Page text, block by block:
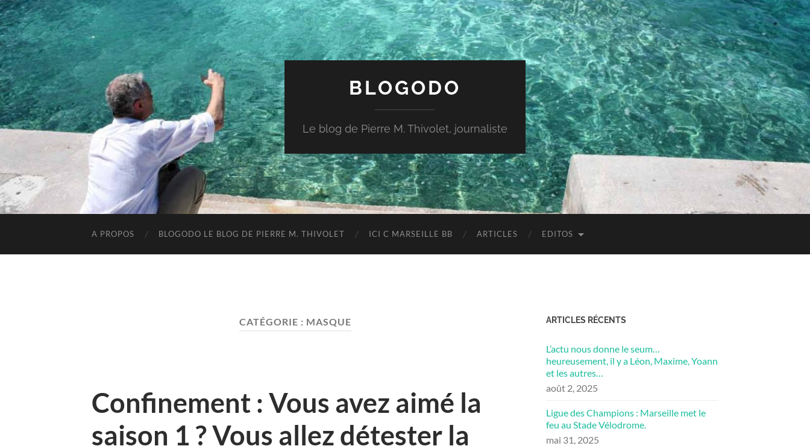
BLOGODO
Le blog de Pierre M. Thivolet, journaliste
A PROPOS BLOGODO LE BLOG DE PIERRE M. THIVOLET ICI C MARSEILLE BB ARTICLES EDITOS
CATÉGORIE : MASQUE
Confinement : Vous avez aimé la
saison 1 ? Vous allez détester la
ARTICLES RÉCENTS
L’actu nous donne le seum…
heureusement, il y a Léon, Maxime, Yoann
et les autres…
août 2, 2025
Ligue des Champions : Marseille met le
feu au Stade Vélodrome.
mai 31, 2025